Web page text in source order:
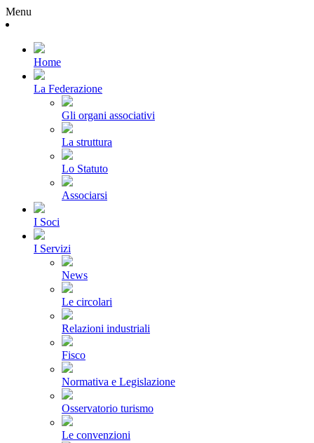
Menu
Home
La Federazione
Gli organi associativi
La struttura
Lo Statuto
Associarsi
I Soci
I Servizi
News
Le circolari
Relazioni industriali
Fisco
Normativa e Legislazione
Osservatorio turismo
Le convenzioni